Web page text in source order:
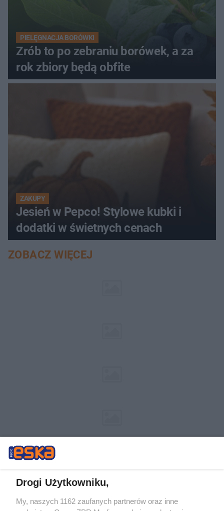
PIELĘGNACJA BORÓWKI
Zrób to po zebraniu borówek, a za
rok zbiory będą obfite
ZAKUPY
Jesień w Pepco! Stylowe kubki i
dodatki w świetnych cenach
ZOBACZ WIĘCEJ
Drogi Użytkowniku,
My, naszych 1162 zaufanych partnerów oraz inne